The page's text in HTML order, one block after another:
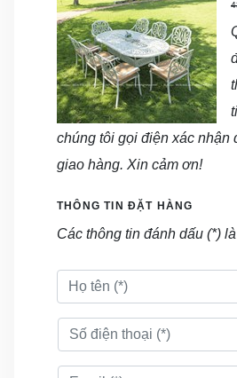
chúng tôi gọi điện xác nhận
giao hàng. Xin cảm ơn!
THÔNG TIN ĐẶT HÀNG
Các thông tin đánh dấu (*)